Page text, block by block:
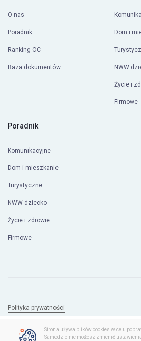
O nas
Poradnik
Ranking OC
Baza dokumentów
Dom i
NWW
Życie i
Firmowe
Poradnik
Komunikacyjne
Dom i mieszkanie
Turystyczne
NWW dziecko
Życie i zdrowie
Firmowe
Polityka prywatności
Strona używa plików cookies w celu
Samodzielnie możesz zmienić